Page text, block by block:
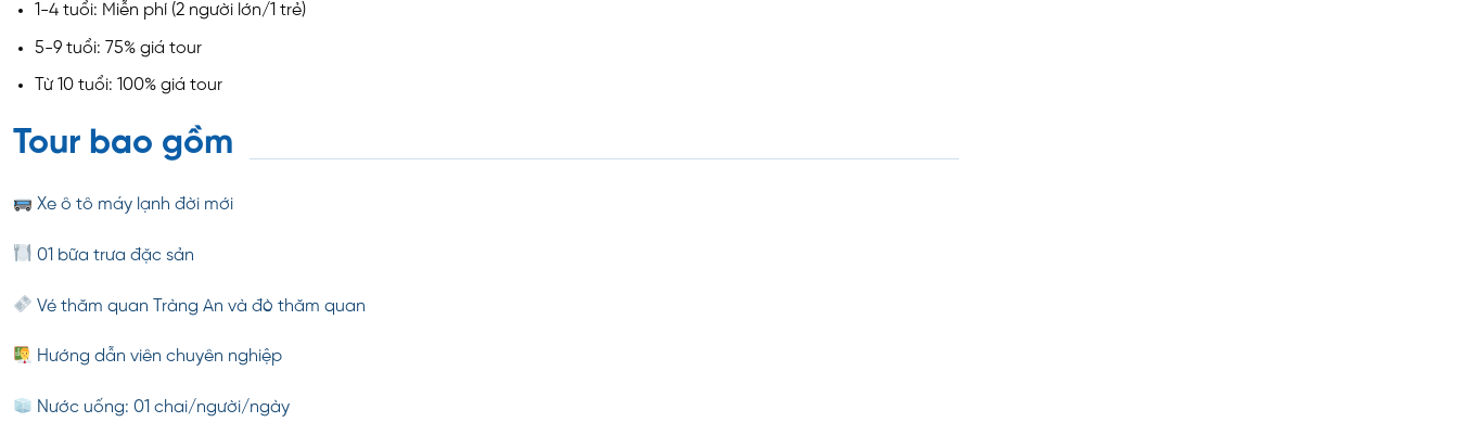
1-4 tuổi: Miễn phí (2 người lớn/1 trẻ)
5-9 tuổi: 75% giá tour
Từ 10 tuổi: 100% giá tour
Tour bao gồm
Xe ô tô máy lạnh đời mới
01 bữa trưa đặc sản
Vé thăm quan Tràng An và đò thăm quan
Hướng dẫn viên chuyên nghiệp
Nước uống: 01 chai/người/ngày